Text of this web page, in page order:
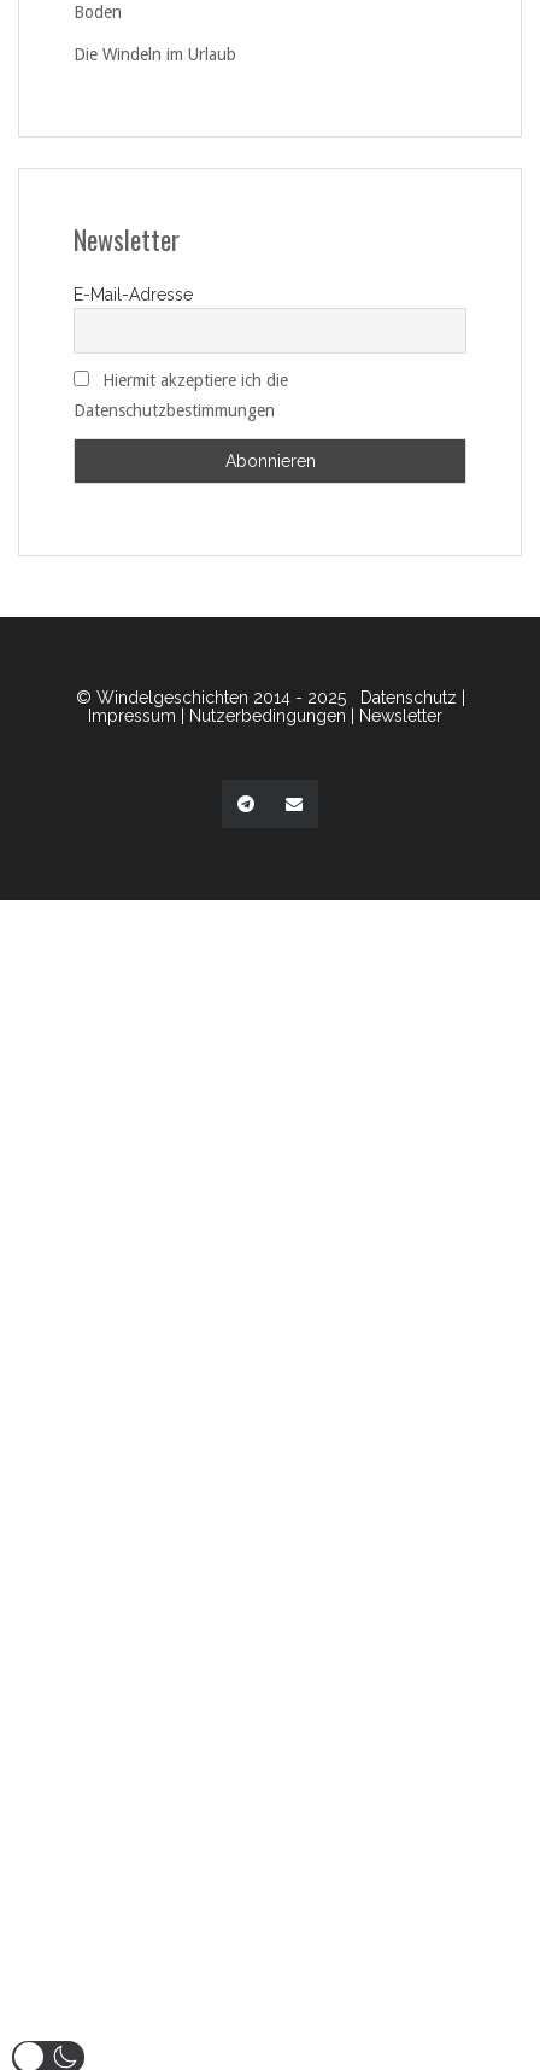
Boden
Die Windeln im Urlaub
Newsletter
E-Mail-Adresse
Hiermit akzeptiere ich die
Datenschutzbestimmungen
© Windelgeschichten 2014 - 2025 Datenschutz
Impressum
Nutzerbedingungen Newsletter